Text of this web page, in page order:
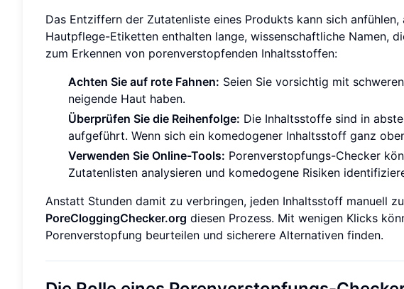
Das Entziffern der Zutatenliste eines Produkts kann sich
Hautpflege-Etiketten enthalten lange, wissenschaftliche Namen,
zum Erkennen von porenverstopfenden Inhaltsstoffen:
Achten Sie auf rote Fahnen: Seien Sie vorsichtig mit
neigende Haut haben.
Überprüfen Sie die Reihenfolge: Die Inhaltsstoffe sind in
aufgeführt. Wenn sich ein komedogener Inhaltsstoff ganz
Verwenden Sie Online-Tools: Porenverstopfungs-Checker
Zutatenlisten analysieren und komedogene Risiken
Anstatt Stunden damit zu verbringen, jeden Inhaltsstoff manuell
PoreCloggingChecker.org diesen Prozess. Mit wenigen Klicks
Porenverstopfung beurteilen und sicherere Alternativen finden.